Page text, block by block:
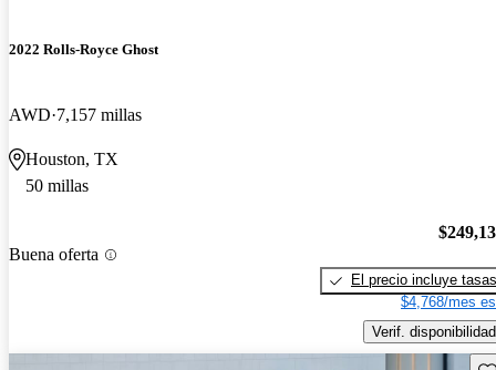
2022 Rolls-Royce Ghost
AWD 7,157 millas
Houston, TX
50 millas
Buena oferta
El precio incluye tasas
$4,768/mes
Verif. disponibilidad